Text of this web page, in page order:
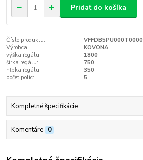
Pridať do košíka
Číslo produktu:
VFFDB5PU000T0000
Výrobca:
KOVONA
výška regálu:
1800
šírka regálu:
750
hľbka regálu:
350
počet políc:
5
Kompletné špecifikácie
Komentáre 0